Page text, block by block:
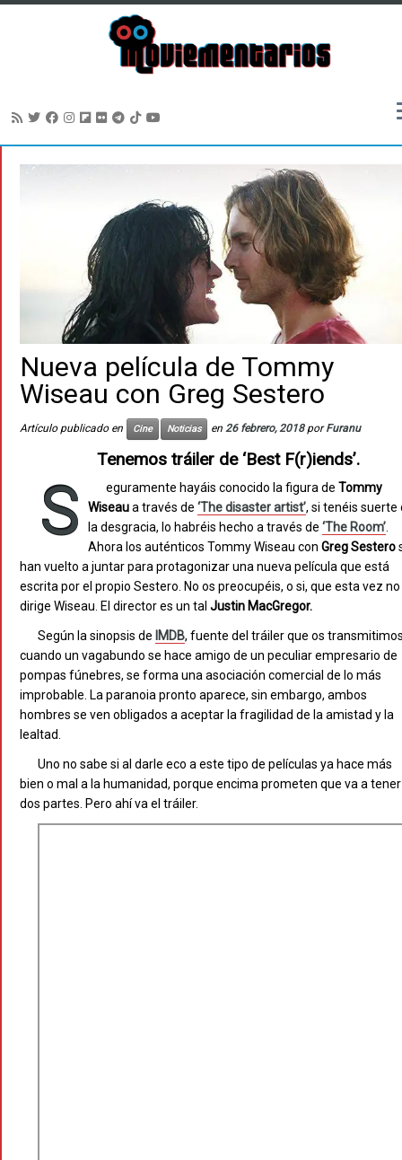
Nueva película de Tommy
Wiseau con Greg Sestero
Artículo publicado en Cine Noticias en 26 febrero, 2018 porFuranu
Tenemos tráiler de ‘Best F(r)iends’.
S eguramente hayáis conocido la figura de Tommy
Wiseaua través de ‘The disaster artist’, si tenéis suerte
la desgracia, lo habréis hecho a través de ‘The Room’.
Ahora los auténticos Tommy Wiseau con Greg Sestero
han vuelto a juntar para protagonizar una nueva película que está
escrita por el propio Sestero. No os preocupéis, o si, que esta vez no
dirige Wiseau. El director es un tal Justin MacGregor.
Según la sinopsis de IMDB, fuente del tráiler que os
cuando un vagabundo se hace amigo de un peculiar empresario de
pompas fúnebres, se forma una asociación comercial de lo más
improbable. La paranoia pronto aparece, sin embargo, ambos
hombres se ven obligados a aceptar la fragilidad de la amistad y la
lealtad.
Uno no sabe si al darle eco a este tipo de películas ya hace más
bien o mal a la humanidad, porque encima prometen que va a tener
dos partes. Pero ahí va el tráiler.